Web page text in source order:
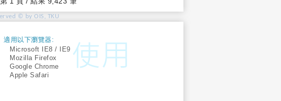
© by OIS, TKU
適用以下瀏覽器:
Microsoft IE8 / IE9
Mozilla Firefox
Google Chrome
Apple Safari